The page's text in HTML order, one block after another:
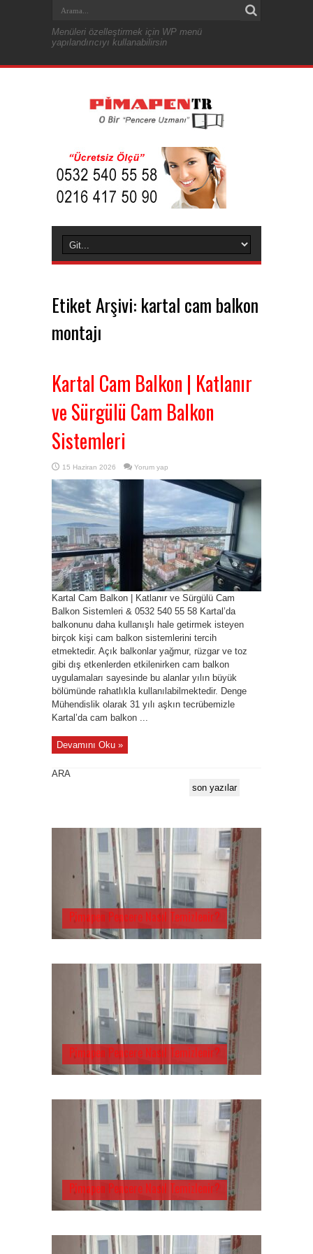
Menüleri özelleştirmek için WP menü
yapılandırıcıyı kullanabilirsin
Etiket Arşivi: kartal cam balkon
montajı
Kartal Cam Balkon | Katlanır
ve Sürgülü Cam Balkon
Sistemleri
15 Haziran 2026 Yorum yap
Kartal Cam Balkon | Katlanır ve Sürgülü Cam
Balkon Sistemleri & 0532 540 55 58 Kartal’da
balkonunu daha kullanışlı hale getirmek isteyen
birçok kişi cam balkon sistemlerini tercih
etmektedir. Açık balkonlar yağmur, rüzgar ve toz
gibi dış etkenlerden etkilenirken cam balkon
uygulamaları sayesinde bu alanlar yılın büyük
bölümünde rahatlıkla kullanılabilmektedir. Denge
Mühendislik olarak 31 yılı aşkın tecrübemizle
Kartal’da cam balkon ...
Devamını Oku »
ARA
son yazılar
Pimapen Pencere Nasıl Temizlenir?
Pimapen Pencere Nasıl Temizlenir?
Pimapen Pencere Nasıl Temizlenir?